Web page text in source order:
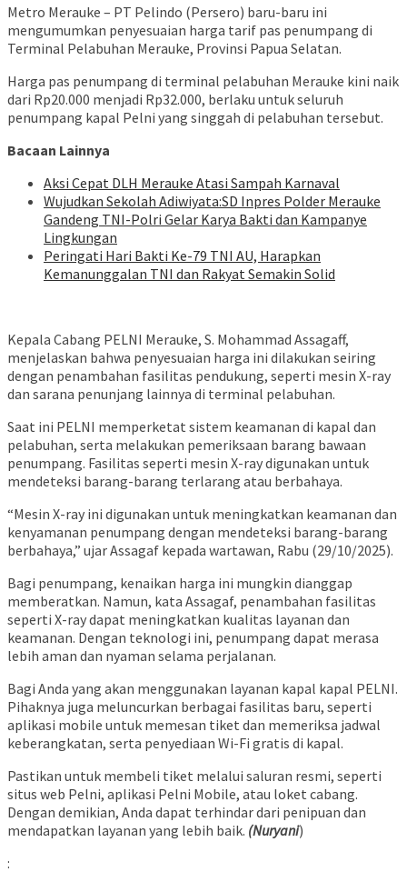
Metro Merauke – PT Pelindo (Persero) baru-baru ini
mengumumkan penyesuaian harga tarif pas penumpang di
Terminal Pelabuhan Merauke, Provinsi Papua Selatan.
Harga pas penumpang di terminal pelabuhan Merauke kini naik
dari Rp20.000 menjadi Rp32.000, berlaku untuk seluruh
penumpang kapal Pelni yang singgah di pelabuhan tersebut.
Bacaan Lainnya
Aksi Cepat DLH Merauke Atasi Sampah Karnaval
Wujudkan Sekolah Adiwiyata:SD Inpres Polder Merauke
Gandeng TNI-Polri Gelar Karya Bakti dan Kampanye
Lingkungan
Peringati Hari Bakti Ke-79 TNI AU, Harapkan
Kemanunggalan TNI dan Rakyat Semakin Solid
Kepala Cabang PELNI Merauke, S. Mohammad Assagaff,
menjelaskan bahwa penyesuaian harga ini dilakukan seiring
dengan penambahan fasilitas pendukung, seperti mesin X-ray
dan sarana penunjang lainnya di terminal pelabuhan.
Saat ini PELNI memperketat sistem keamanan di kapal dan
pelabuhan, serta melakukan pemeriksaan barang bawaan
penumpang. Fasilitas seperti mesin X-ray digunakan untuk
mendeteksi barang-barang terlarang atau berbahaya.
“Mesin X-ray ini digunakan untuk meningkatkan keamanan dan
kenyamanan penumpang dengan mendeteksi barang-barang
berbahaya,” ujar Assagaf kepada wartawan, Rabu (29/10/2025).
Bagi penumpang, kenaikan harga ini mungkin dianggap
memberatkan. Namun, kata Assagaf, penambahan fasilitas
seperti X-ray dapat meningkatkan kualitas layanan dan
keamanan. Dengan teknologi ini, penumpang dapat merasa
lebih aman dan nyaman selama perjalanan.
Bagi Anda yang akan menggunakan layanan kapal kapal PELNI.
Pihaknya juga meluncurkan berbagai fasilitas baru, seperti
aplikasi mobile untuk memesan tiket dan memeriksa jadwal
keberangkatan, serta penyediaan Wi-Fi gratis di kapal.
Pastikan untuk membeli tiket melalui saluran resmi, seperti
situs web Pelni, aplikasi Pelni Mobile, atau loket cabang.
Dengan demikian, Anda dapat terhindar dari penipuan dan
mendapatkan layanan yang lebih baik. (Nuryani)
: